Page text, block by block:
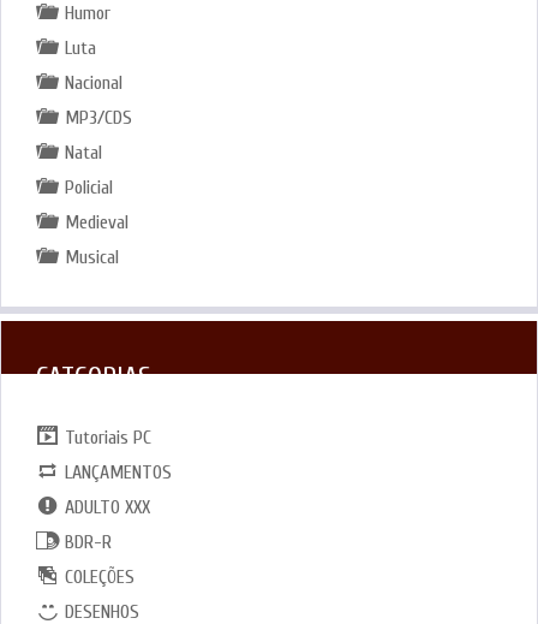
Humor
Luta
Nacional
MP3/CDS
Natal
Policial
Medieval
Musical
CATGORIAS
Tutoriais PC
LANÇAMENTOS
ADULTO XXX
BDR-R
COLEÇÕES
DESENHOS